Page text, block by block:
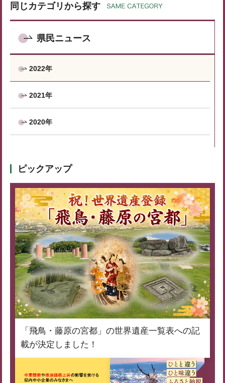
同じカテゴリから探す
県民ニュース
2022年
2021年
2020年
ピックアップ
「飛鳥・藤原の宮都」の世界遺産一覧表への記
載が決定しました！